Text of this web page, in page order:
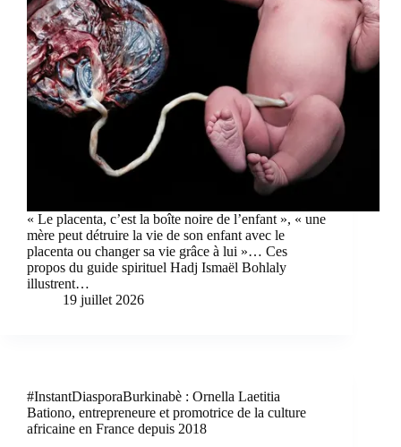
« Le placenta, c’est la boîte noire de l’enfant », « une
mère peut détruire la vie de son enfant avec le
placenta ou changer sa vie grâce à lui »… Ces
propos du guide spirituel Hadj Ismaël Bohlaly
illustrent…
19 juillet 2026
#InstantDiasporaBurkinabè : Ornella Laetitia
Bationo, entrepreneure et promotrice de la culture
africaine en France depuis 2018